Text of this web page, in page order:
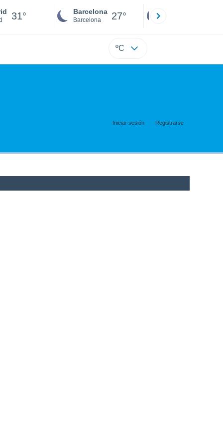
31° Barcelona
Barcelona 27°
ºC
Iniciar sesión Registrarse